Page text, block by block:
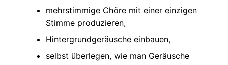
mehrstimmige Chöre mit einer einzigen
Stimme produzieren,
Hintergrundgeräusche einbauen,
selbst überlegen, wie man Geräusche